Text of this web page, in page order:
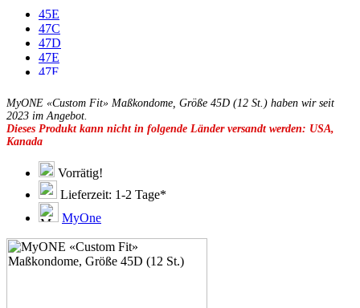
45E
47C
47D
47E
47F
49D
49E
49F
49G
51C
51D
51E
51F
51G
53C
53D
MyONE «Custom Fit» Maßkondome, Größe 45D (12 St.) haben wir seit
2023 im Angebot.
Dieses Produkt kann nicht in folgende Länder versandt werden: USA,
Kanada
Vorrätig!
Lieferzeit: 1-2 Tage*
MyOne